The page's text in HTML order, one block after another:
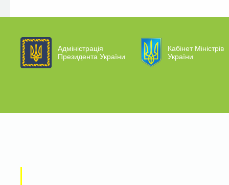
Адміністрація
Президента України
Кабінет Міністрів
України